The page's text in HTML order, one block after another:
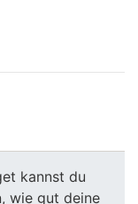
kannst du
wie gut deine